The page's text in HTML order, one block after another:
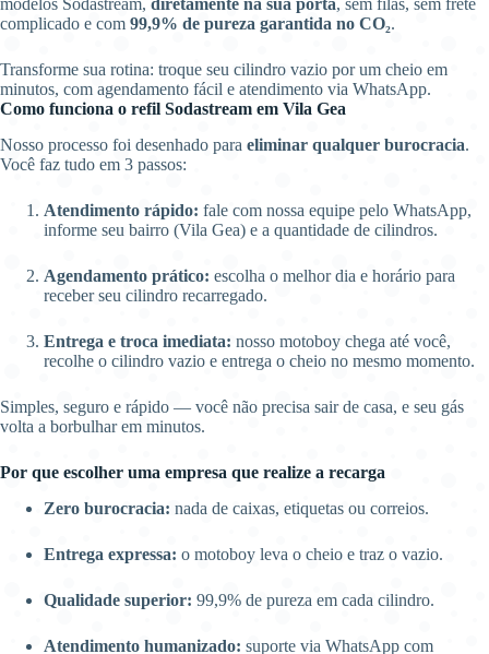
modelos Sodastream, diretamente na sua porta, sem filas, sem frete
complicado e com 99,9% de pureza garantida no CO₂.
Transforme sua rotina: troque seu cilindro vazio por um cheio em
minutos, com agendamento fácil e atendimento via WhatsApp.
Como funciona o refil Sodastream em Vila Gea
Nosso processo foi desenhado para eliminar qualquer burocracia.
Você faz tudo em 3 passos:
Atendimento rápido: fale com nossa equipe pelo WhatsApp,
informe seu bairro (Vila Gea) e a quantidade de cilindros.
Agendamento prático: escolha o melhor dia e horário para
receber seu cilindro recarregado.
Entrega e troca imediata: nosso motoboy chega até você,
recolhe o cilindro vazio e entrega o cheio no mesmo momento.
Simples, seguro e rápido — você não precisa sair de casa, e seu gás
volta a borbulhar em minutos.
Por que escolher uma empresa que realize a recarga
Zero burocracia: nada de caixas, etiquetas ou correios.
Entrega expressa: o motoboy leva o cheio e traz o vazio.
Qualidade superior: 99,9% de pureza em cada cilindro.
Atendimento humanizado: suporte via WhatsApp com